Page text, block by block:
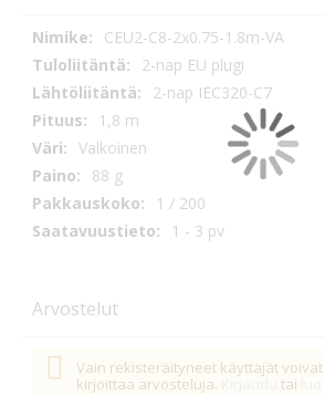
Tekniset
tiedot
CEU2-C8-2x0.75-1.8m-VA
2-nap EU plugi
2-nap IEC320-C7
1,8 m
Valkoinen
88 g
1 / 200
1 - 3 pv
Arvostelut
Vain rekisteräityneet käyttäjät voivat
kirjoittaa arvosteluja.
tai